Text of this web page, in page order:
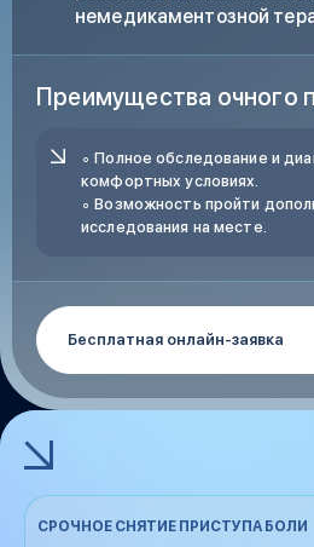
немедикаментозной
Преимущества очного
∘ Полное обследование и
комфортных условиях.
∘ Возможность пройти
исследования на месте.
Бесплатная онлайн-заявка
СРОЧНОЕ СНЯТИЕ ПРИСТУПА БОЛИ